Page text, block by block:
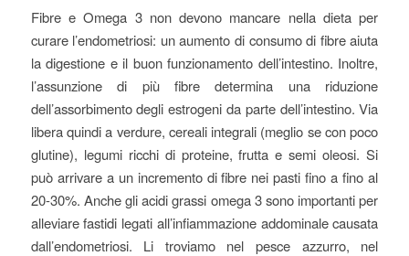
Fibre e Omega 3 non devono mancare nella dieta per
curare l’endometriosi: un aumento di consumo di fibre aiuta
la digestione e il buon funzionamento dell’intestino. Inoltre,
l’assunzione di più fibre determina una riduzione
dell’assorbimento degli estrogeni da parte dell’intestino. Via
libera quindi a verdure, cereali integrali (meglio se con poco
glutine), legumi ricchi di proteine, frutta e semi oleosi. Si
può arrivare a un incremento di fibre nei pasti fino a fino al
20-30%. Anche gli acidi grassi omega 3 sono importanti per
alleviare fastidi legati all’infiammazione addominale causata
dall’endometriosi. Li troviamo nel pesce azzurro, nel